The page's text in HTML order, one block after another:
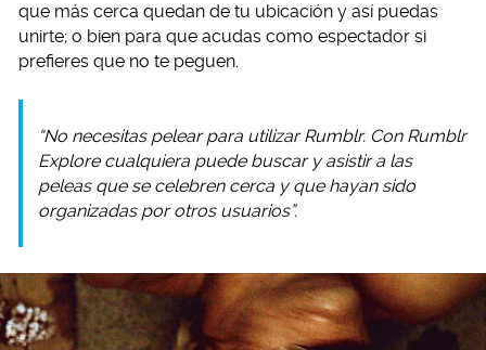
que más cerca quedan de tu ubicación y así puedas
unirte; o bien para que acudas como espectador si
prefieres que no te peguen.
“No necesitas pelear para utilizar Rumblr. Con Rumblr
Explore cualquiera puede buscar y asistir a las
peleas que se celebren cerca y que hayan sido
organizadas por otros usuarios”.